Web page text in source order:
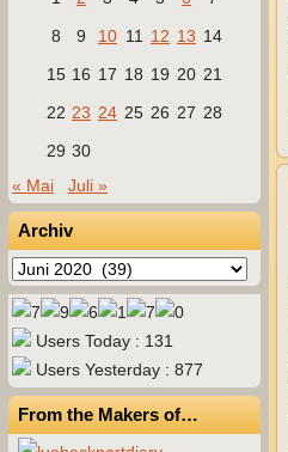
8
9 10 11 12 13 14
15 16 17 18 19 20 21
22 23 24 25 26 27 28
29 30
« Mai
Juli »
Archiv
Archiv
Users Today : 131
Users Yesterday : 877
From the Makers of…